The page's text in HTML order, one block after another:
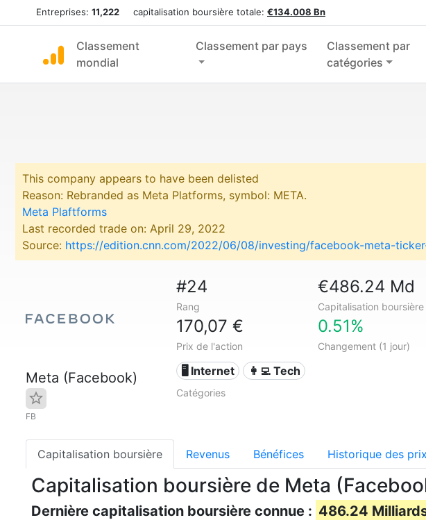
Entreprises: 11,222 capitalisation boursière totale: €134.008 Bn
Classement
mondial
Classement par pays
Classement par
catégories
This company appears to have been delisted
Reason: Rebranded as Meta Platforms, symbol: META.
Meta Plaftforms
Last recorded trade on: April 29, 2022
Source: https://edition.cnn.com/2022/06/08/investing/facebook-meta-
Meta (Facebook)
FB
#24
Rang
€486.24 Md
Capitalisation boursière
170,07 €
Prix de l'action
0.51%
Changement (1 jour)
🖥️ Internet 👩‍💻 Tech
Catégories
Capitalisation boursière Revenus Bénéfices Historique des prix
Capitalisation boursière de Meta
Dernière capitalisation boursière connue : 486.24